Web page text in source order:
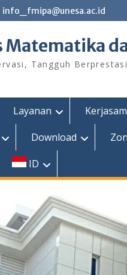
info_fmipa@unesa.ac.id
Matematika
Tangguh
Layanan
Download
ID